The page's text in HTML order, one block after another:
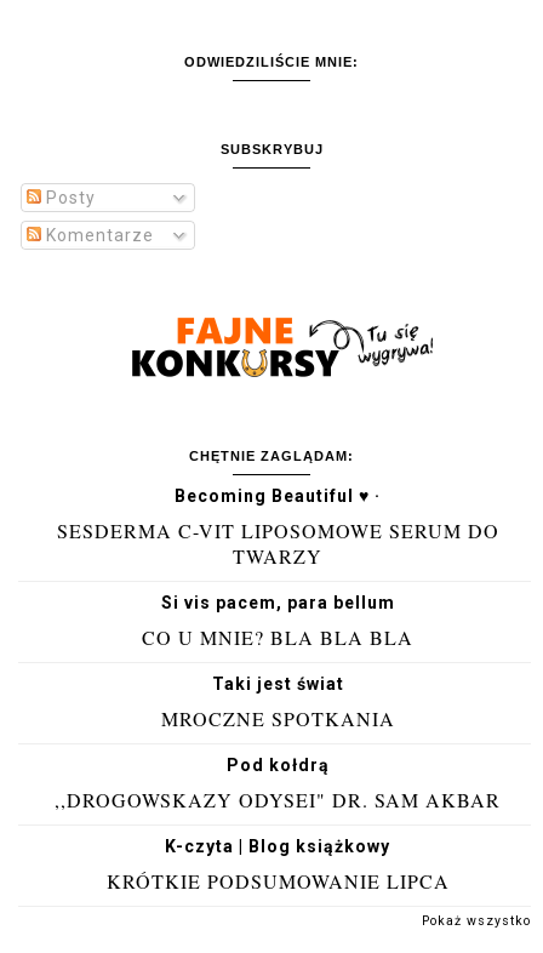
ODWIEDZILIŚCIE MNIE:
SUBSKRYBUJ
Posty
Komentarze
CHĘTNIE ZAGLĄDAM:
Becoming Beautiful ♥ ·
SESDERMA C-VIT LIPOSOMOWE SERUM DO
TWARZY
Si vis pacem, para bellum
CO U MNIE? BLA BLA BLA
Taki jest świat
MROCZNE SPOTKANIA
Pod kołdrą
,,DROGOWSKAZY ODYSEI" DR. SAM AKBAR
K-czyta | Blog książkowy
KRÓTKIE PODSUMOWANIE LIPCA
Pokaż wszystko